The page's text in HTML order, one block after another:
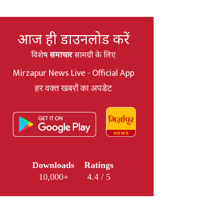
आज ही डाउनलोड करें
विशेषसमाचारसामग्री के लिए
Mirzapur News Live - Official App
हर वक्त खबरों का अपडेट
Downloads
10,000+
Ratings
4.4 / 5